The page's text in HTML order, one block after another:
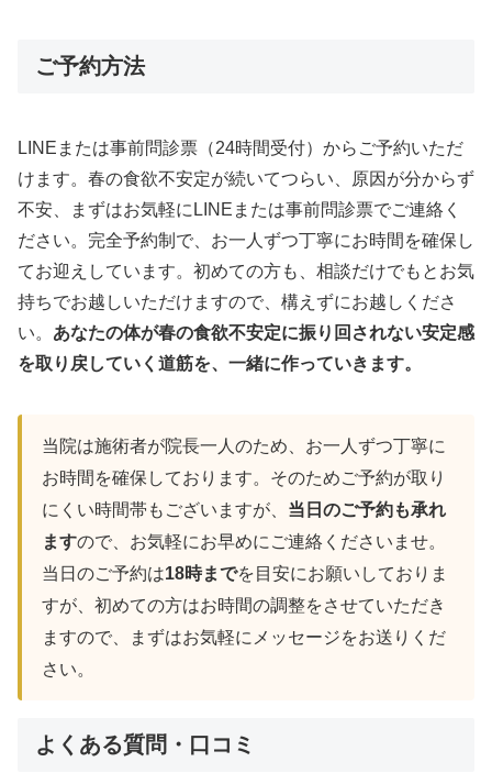
ご予約方法
LINEまたは事前問診票（24時間受付）からご予約いただ
けます。春の食欲不安定が続いてつらい、原因が分からず
不安、まずはお気軽にLINEまたは事前問診票でご連絡く
ださい。完全予約制で、お一人ずつ丁寧にお時間を確保し
てお迎えしています。初めての方も、相談だけでもとお気
持ちでお越しいただけますので、構えずにお越しくださ
い。 あなたの体が春の食欲不安定に振り回されない安定感
を取り戻していく道筋を、一緒に作っていきます。
当院は施術者が院長一人のため、お一人ずつ丁寧に
お時間を確保しております。そのためご予約が取り
にくい時間帯もございますが、 当日のご予約も承れ
ますので、お気軽にお早めにご連絡くださいませ。
当日のご予約は18時までを目安にお願いしておりま
すが、初めての方はお時間の調整をさせていただき
ますので、まずはお気軽にメッセージをお送りくだ
さい。
よくある質問・口コミ